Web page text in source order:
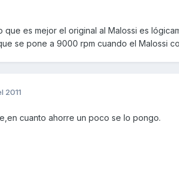
es mejor el original al Malossi es
se pone a 9000 rpm cuando el Malossi
2011
cuanto ahorre un poco se lo pongo.